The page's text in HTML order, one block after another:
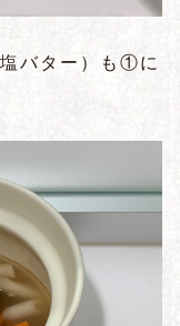
バター）も①に